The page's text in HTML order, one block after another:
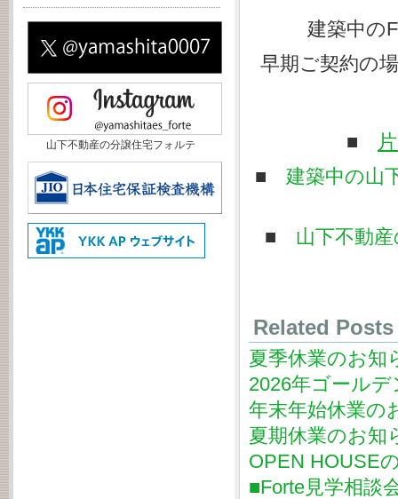
建築中の
早期ご契約の
■
■ 建築中の山
■ 山下不動
Related
夏季休業のお知
2026年ゴール
年末年始休業の
夏期休業のお知
OPEN HOUSE
■Forte見学相談
山下不動産の分譲住宅フォルテ